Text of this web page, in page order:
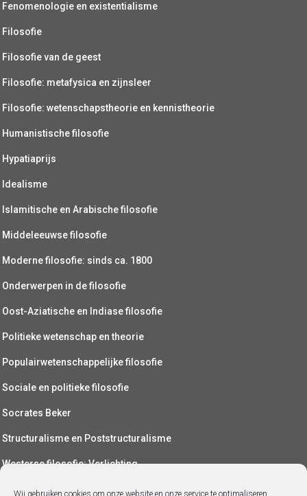
Wij gebruiken cookies om onze website en onze service te optimaliseren.
Fenomenologie en existentialisme
Filosofie
Filosofie van de geest
Filosofie: metafysica en zijnsleer
Filosofie: wetenschapstheorie en kennistheorie
Humanistische filosofie
Hypatiaprijs
Idealisme
Islamitische en Arabische filosofie
Middeleeuwse filosofie
Moderne filosofie: sinds ca. 1800
Onderwerpen in de filosofie
Oost-Aziatische en Indiase filosofie
Politieke wetenschap en theorie
Populairwetenschappelijke filosofie
Sociale en politieke filosofie
Socrates Beker
Structuralisme en Poststructuralisme
Westerse filosofie: Verlichting
Wetenschapsfilosofie